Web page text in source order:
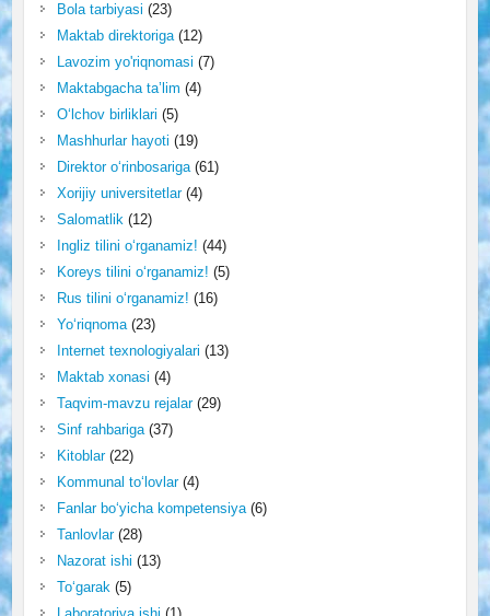
Bola tarbiyasi (23)
Maktab direktoriga(12)
Lavozim yo'riqnomasi (7)
Maktabgacha ta’lim (4)
O‘lchov birliklari (5)
Mashhurlar hayoti (19)
Direktor o‘rinbosariga(61)
Xorijiy universitetlar(4)
Salomatlik(12)
Ingliz tilini o‘rganamiz! (44)
Koreys tilini o‘rganamiz! (5)
Rus tilini o‘rganamiz! (16)
Yo‘riqnoma(23)
Internet texnologiyalari (13)
Maktab xonasi (4)
Taqvim-mavzu rejalar(29)
Sinf rahbariga(37)
Kitoblar(22)
Kommunal to‘lovlar(4)
Fanlar bo‘yicha kompetensiya(6)
Tanlovlar(28)
Nazorat ishi (13)
To‘garak(5)